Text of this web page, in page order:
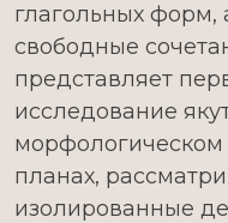
глагольных форм,
свободные
представляет
исследование
морфологическом
планах,
изолированные